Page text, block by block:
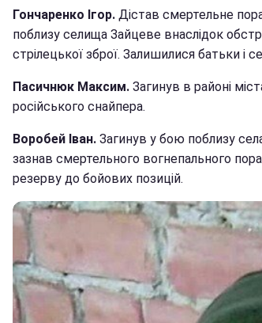
Гончаренко Ігор. Дістав смертельне
поблизу селища Зайцеве внаслідок
стрілецької зброї. Залишилися батьки і
Пасичнюк Максим. Загинув в районі
російського снайпера.
Воробей Іван. Загинув у бою поблизу
зазнав смертельного вогнепального
резерву до бойових позицій.